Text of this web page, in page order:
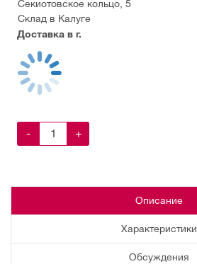
Секиотовское кольцо, 5
Склад в Калуге
Доставка в г.
- +
Описание
Характеристики
Обсуждения